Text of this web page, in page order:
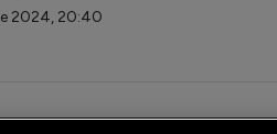
2024, 20:40